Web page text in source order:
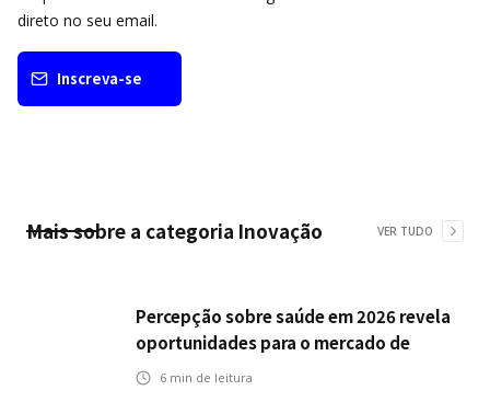
direto no seu email.
Inscreva-se
Mais sobre a categoria Inovação VER TUDO
Percepção sobre saúde em 2026 revela
oportunidades para o mercado de
seguros ampliar cobertura e prevenção
6 min de leitura